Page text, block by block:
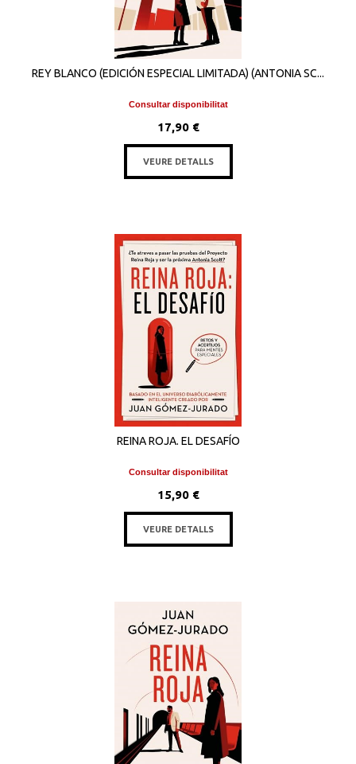
REY BLANCO (EDICIÓN ESPECIAL LIMITADA) (ANTONIA SC...
Consultar disponibilitat
17,90 €
VEURE DETALLS
REINA ROJA. EL DESAFÍO
Consultar disponibilitat
15,90 €
VEURE DETALLS